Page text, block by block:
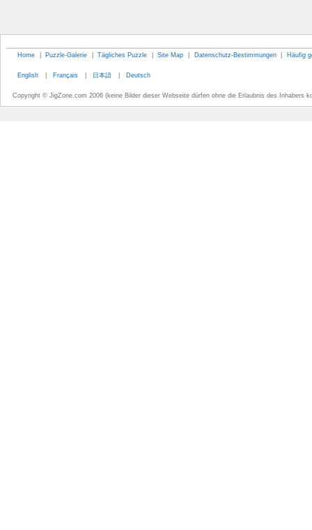
Home | Puzzle-Galerie | Tägliches Puzzle | Site Map | Datenschutz-Bestimmungen | Häufig
English | Français | 日本語 | Deutsch
Copyright © JigZone.com 2006 (keine Bilder dieser Webseite dürfen ohne die Erlaubnis des Inhabers